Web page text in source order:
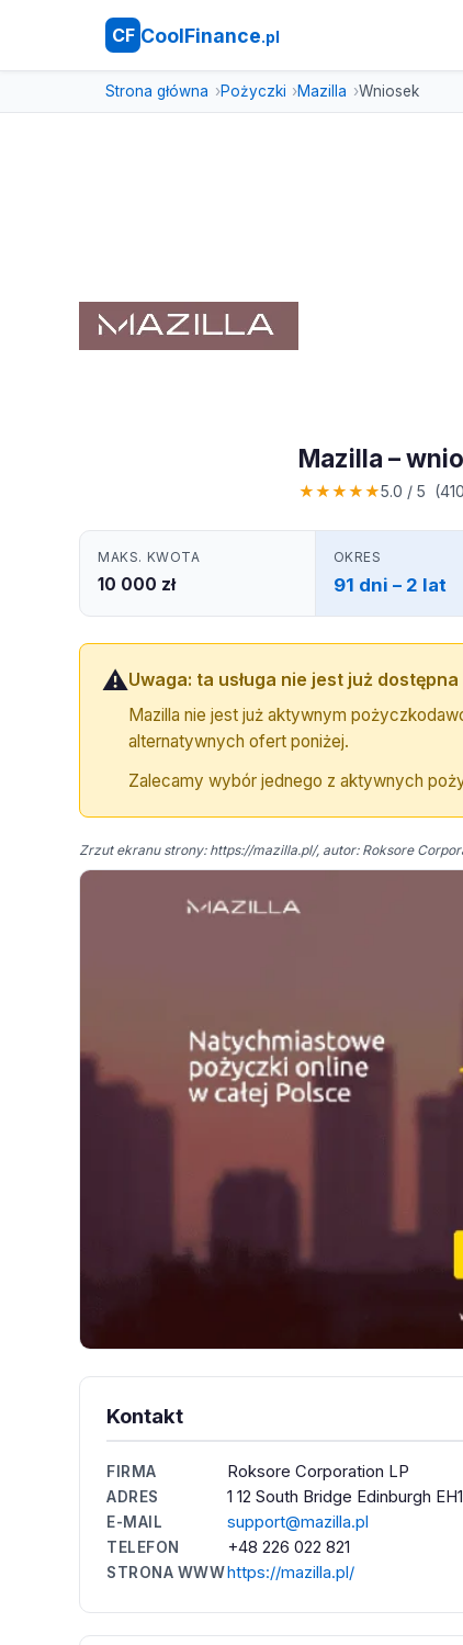
CF CoolFinance.pl
Strona główna Pożyczki Mazilla Wniosek
Mazilla –
★★★★★5.0 / 5
MAKS. KWOTA
10 000 zł
OKRES
91 dni – 2 lat
⚠️Uwaga: ta usługa nie jest już dostępna
Mazilla nie jest już aktywnym
alternatywnych ofert poniżej.
Zalecamy wybór jednego z aktywnych
Zrzut ekranu strony: https://mazilla.pl/, autor: Roksore
Kontakt
FIRMA Roksore Corporation LP
ADRES 1 12 South Bridge Edinburgh
E-MAIL support@mazilla.pl
TELEFON +48 226 022 821
STRONA WWWhttps://mazilla.pl/